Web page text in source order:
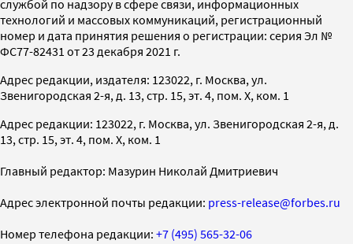
службой по надзору в сфере связи, информационных
технологий и массовых коммуникаций, регистрационный
номер и дата принятия решения о регистрации: серия Эл №
ФС77-82431 от 23 декабря 2021 г.
Адрес редакции, издателя: 123022, г. Москва, ул.
Звенигородская 2-я, д. 13, стр. 15, эт. 4, пом. X, ком. 1
Адрес редакции: 123022, г. Москва, ул. Звенигородская 2-я, д.
13, стр. 15, эт. 4, пом. X, ком. 1
Главный редактор: Мазурин Николай Дмитриевич
Адрес электронной почты редакции: press-release@forbes.ru
Номер телефона редакции: +7 (495) 565-32-06